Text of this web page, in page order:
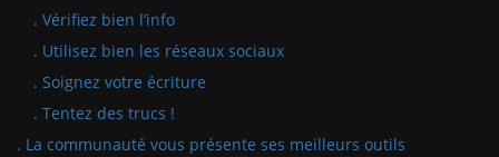
. Vérifiez bien l’info
. Utilisez bien les réseaux sociaux
. Soignez votre écriture
. Tentez des trucs !
. La communauté vous présente ses meilleurs outils